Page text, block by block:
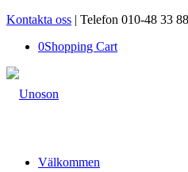
Kontakta oss | Telefon 010-48 33
0Shopping Cart
Välkommen